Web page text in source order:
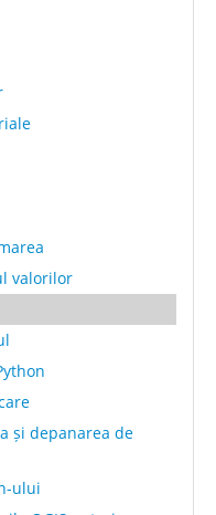
valorilor
și depanarea de
ului